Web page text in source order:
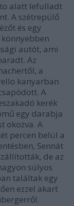
alatt lefulladt
A szétrepülő
és egy
autót, ami
Az
a
kanyarban
A
kerék
egy darabja
okozva. A
percen belül a
Sennát
de az
súlyos
találtak egy
ezzel akart